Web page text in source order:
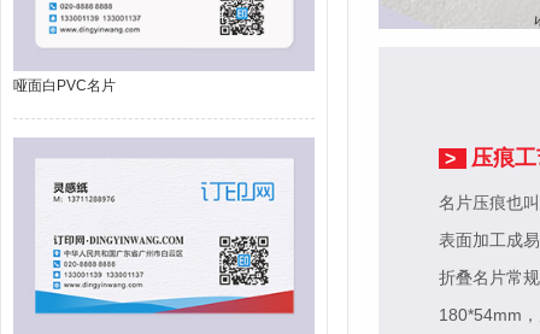
哑面白PVC名片
> 压痕
名片压痕也
表面加工成
折叠名片常
180*54mm ，